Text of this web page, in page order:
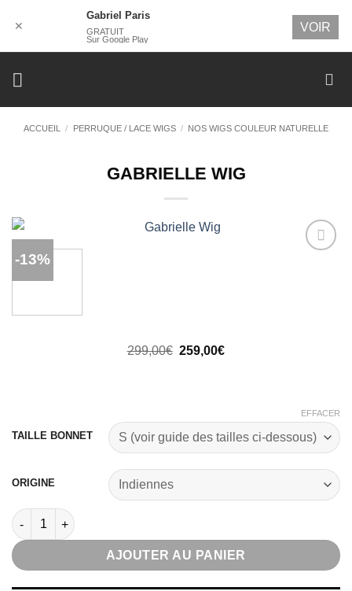
ACCUEIL / PERRUQUE / LACE WIGS / NOS WIGS COULEUR NATURELLE
GABRIELLE WIG
-13%
299,00€ Le
259,00€Le
TAILLE BONNET
ORIGINE
EFFACER
quantité de Gabrielle Wig
AJOUTER AU PANIER
✕
Gabriel Paris
GRATUIT
Sur Google Play
VOIR